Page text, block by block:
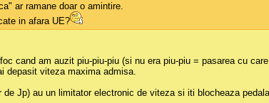
ar ramane doar o amintire.
in afara UE?
cand am auzit piu-piu-piu (si nu era piu-piu = pasarea cu
depasit viteza maxima admisa.
Jp) au un limitator electronic de viteza si iti blocheaza